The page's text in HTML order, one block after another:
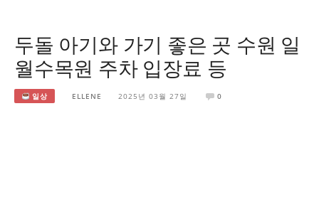
두돌 아기와 가기 좋은 곳 수원 일
월수목원 주차 입장료 등
일상 ELLENE 2025년 03월 27일 0